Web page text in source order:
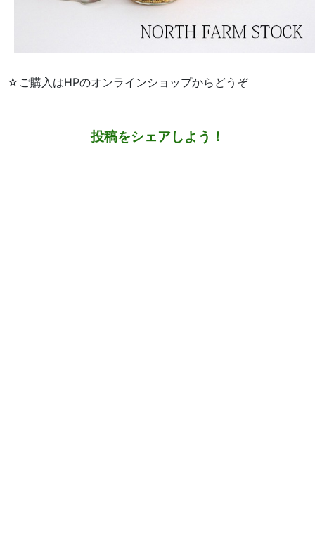
☆ご購入はHPのオンラインショップからどうぞ
投稿をシェアしよう！